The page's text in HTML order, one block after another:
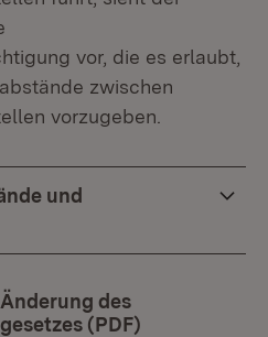
vor, die es erlaubt,
zwischen
vorzugeben.
und
des
(PDF)